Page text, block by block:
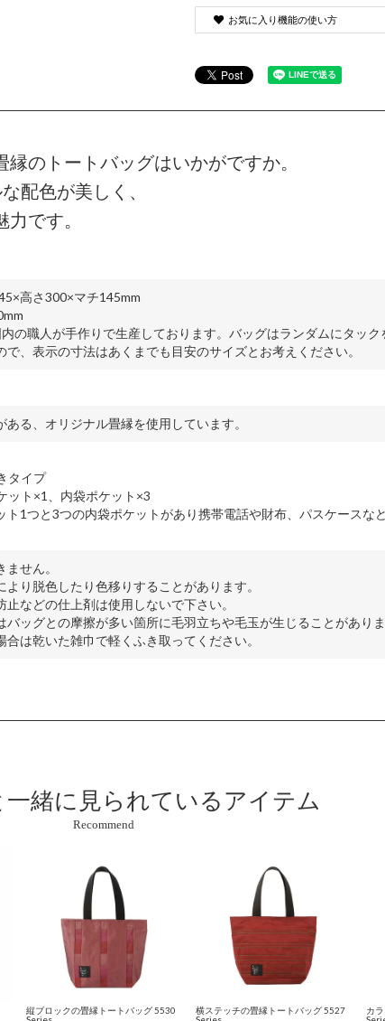
お気に入り機能の使い方
のトートバッグはいかがですか。
配色が美しく、
です。
高さ300×マチ145mm
の職人が手作りで生産しております。バッグはランダムにタック
、表示の寸法はあくまでも目安のサイズとお考えください。
る、オリジナル畳縁を使用しています。
タイプ
ト×1、内袋ポケット×3
ト1つと3つの内袋ポケットがあり携帯電話や財布、パスケースな
せん。
より脱色したり色移りすることがあります。
止などの仕上剤は使用しないで下さい。
バッグとの摩擦が多い箇所に毛羽立ちや毛玉が生じることがありま
合は乾いた雑巾で軽くふき取ってください。
一緒に見られているアイテム
Recommend
縦ブロックの畳縁トートバッグ 5530
横ステッチの畳縁トートバッグ 5527
カ